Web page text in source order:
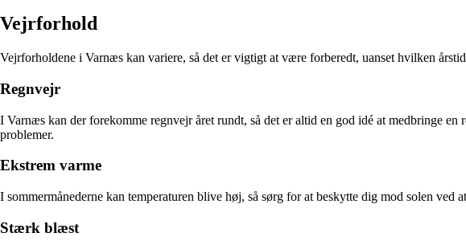
Vejrforhold
Vejrforholdene i Varnæs kan variere, så det er vigtigt at være forberedt, uanset hvilken
Regnvejr
I Varnæs kan der forekomme regnvejr året rundt, så det er altid en god idé at medbringe
problemer.
Ekstrem varme
I sommermånederne kan temperaturen blive høj, så sørg for at beskytte dig mod solen
Stærk blæst